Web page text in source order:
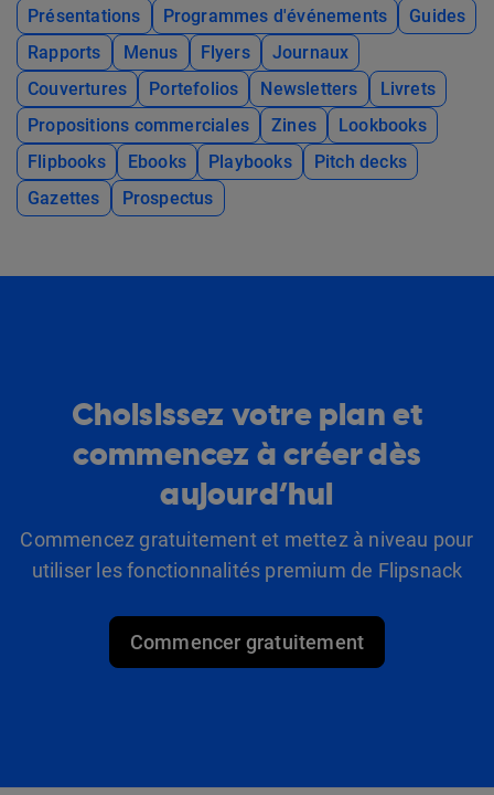
Présentations
Programmes d'événements
Guides
Rapports
Menus Flyers
Journaux
Couvertures
Portefolios Newsletters
Livrets
Propositions commerciales
Zines
Lookbooks
Flipbooks
Ebooks Playbooks
Pitch decks
Gazettes
Prospectus
Choisissez votre plan et
commencez à créer dès
aujourd’hui
Commencez gratuitement et mettez à niveau pour
utiliser les fonctionnalités premium de Flipsnack
Commencer gratuitement